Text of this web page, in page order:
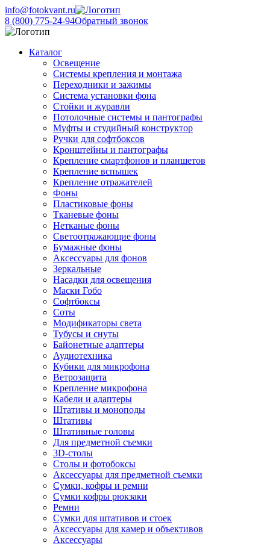
info@fotokvant.ru
8 (800) 775-24-94Обратный звонок
Каталог
Освещение
Системы крепления и монтажа
Переходники и зажимы
Система установки фона
Стойки и журавли
Потолочные системы и пантографы
Муфты и студийный конструктор
Ручки для софтбоксов
Кронштейны и пантографы
Крепление смартфонов и планшетов
Крепление вспышек
Крепление отражателей
Фоны
Пластиковые фоны
Тканевые фоны
Нетканые фоны
Светоотражающие фоны
Бумажные фоны
Аксессуары для фонов
Зеркальные
Насадки для освещения
Маски Гобо
Софтбоксы
Соты
Модификаторы света
Тубусы и снуты
Байонетные адаптеры
Аудиотехника
Кубики для микрофона
Ветрозащита
Крепление микрофона
Кабели и адаптеры
Штативы и моноподы
Штативы
Штативные головы
Для предметной съемки
3D-столы
Столы и фотобоксы
Аксессуары для предметной съемки
Сумки, кофры и ремни
Сумки кофры рюкзаки
Ремни
Сумки для штативов и стоек
Аксессуары для камер и объективов
Аксессуары